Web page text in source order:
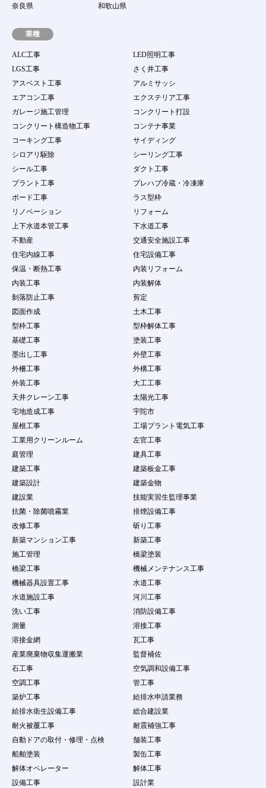
奈良県
和歌山県
業種
ALC工事
LED照明工事
LGS工事
さく井工事
アスベスト工事
アルミサッシ
エアコン工事
エクステリア工事
ガレージ施工管理
コンクリート打設
コンクリート構造物工事
コンテナ事業
コーキング工事
サイディング
シロアリ駆除
シーリング工事
シール工事
ダクト工事
プラント工事
プレハブ冷蔵・冷凍庫
ボード工事
ラス型枠
リノベーション
リフォーム
上下水道本管工事
下水道工事
不動産
交通安全施設工事
住宅内線工事
住宅設備工事
保温・断熱工事
内装リフォーム
内装工事
内装解体
剝落防止工事
剪定
図面作成
土木工事
型枠工事
型枠解体工事
基礎工事
塗装工事
墨出し工事
外壁工事
外柵工事
外構工事
外装工事
大工工事
天井クレーン工事
太陽光工事
宅地造成工事
宇陀市
屋根工事
工場プラント電気工事
工業用クリーンルーム
左官工事
庭管理
建具工事
建築工事
建築板金工事
建築設計
建築金物
建設業
技能実習生監理事業
抗菌・除菌噴霧業
排煙設備工事
改修工事
斫り工事
新築マンション工事
新築工事
施工管理
橋梁塗装
橋梁工事
機械メンテナンス工事
機械器具設置工事
水道工事
水道施設工事
河川工事
洗い工事
消防設備工事
測量
溶接工事
溶接金網
瓦工事
産業廃棄物収集運搬業
監督補佐
石工事
空気調和設備工事
空調工事
管工事
築炉工事
給排水申請業務
給排水衛生設備工事
総合建設業
耐火被覆工事
耐震補強工事
自動ドアの取付・修理・点検
舗装工事
船舶塗装
製缶工事
解体オペレーター
解体工事
設備工事
設計業